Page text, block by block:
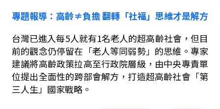
專題報導：高齡≠負擔翻轉「社福」思維才是解方
台灣已進入每5人就有1名老人的超高齡社會，但目
前的觀念仍停留在「老人等同弱勢」的思維。專家
建議將高齡政策拉高至行政院層級，由中央專責單
位提出全面性的跨部會解方，打造超高齡社會「第
三人生」國家戰略。